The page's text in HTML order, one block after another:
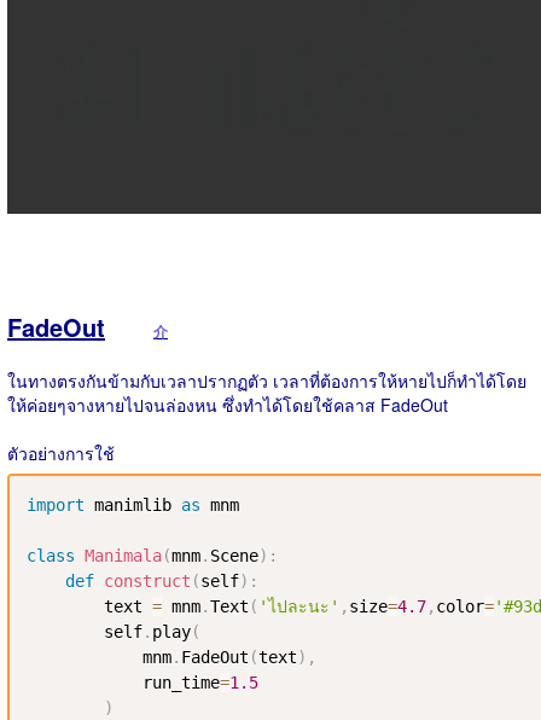
FadeOut 介
ในทางตรงกันข้ามกับเวลาปรากฏตัว เวลาที่ต้องการให้หายไปก็ทำได้โดย
ให้ค่อยๆจางหายไปจนล่องหน ซึ่งทำได้โดยใช้คลาส FadeOut
ตัวอย่างการใช้
import manimlib as mnm
class Manimala(mnm. Scene) :
def construct (self) :
        text
= mnm.Text ( 'ไปละนะ' , size=4.7, color=
        self
. play(
            mnm
. FadeOut (text) ,
            run_time
=1.5
)